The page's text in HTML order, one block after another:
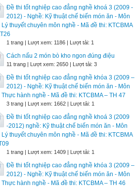
Đề thi tốt nghiệp cao đẳng nghề khoá 3 (2009 -
2012) - Nghề: Kỹ thuật chế biến món ăn - Môn
Lý thuyết chuyên môn nghề - Mã đề thi: KTCBMA
1 trang | Lượt xem: 1186 | Lượt tải: 1
Cách nấu 2 món bò kho ngon đúng điệu
11 trang | Lượt xem: 2650 | Lượt tải: 3
Đề thi tốt nghiệp cao đẳng nghề khóa 3 (2009 –
2012) - Nghề: Kỹ thuật chế biến món ăn - Môn
Thực hành nghề - Mã đề thi: KTCBMA – TH 47
3 trang | Lượt xem: 1662 | Lượt tải: 1
Đề thi tốt nghiệp cao đẳng nghề khoá 3 (2009
-2012) nghề: Kỹ thuật chế biến món ăn - Môn
Lý thuyết chuyên môn nghề - Mã đề thi: KTCBMA
1 trang | Lượt xem: 1409 | Lượt tải: 1
Đề thi tốt nghiệp cao đẳng nghề khóa 3 (2009 –
2012) - Nghề: Kỹ thuật chế biến món ăn - Môn
Thực hành nghề - Mã đề thi: KTCBMA – TH 46